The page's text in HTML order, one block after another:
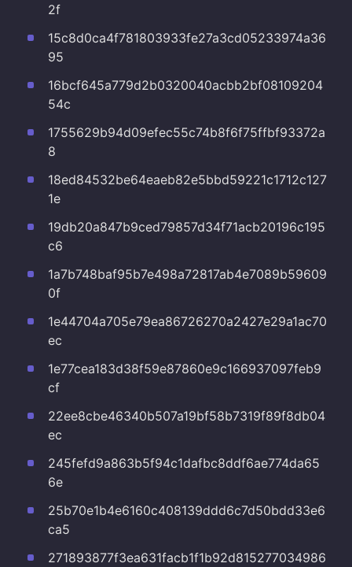
2f
15c8d0ca4f781803933fe27a3cd05233974a36
95
16bcf645a779d2b0320040acbb2bf08109204
54c
1755629b94d09efec55c74b8f6f75ffbf93372a
8
18ed84532be64eaeb82e5bbd59221c1712c127
1e
19db20a847b9ced79857d34f71acb20196c195
c6
1a7b748baf95b7e498a72817ab4e7089b59609
0f
1e44704a705e79ea86726270a2427e29a1ac70
ec
1e77cea183d38f59e87860e9c166937097feb9
cf
22ee8cbe46340b507a19bf58b7319f89f8db04
ec
245fefd9a863b5f94c1dafbc8ddf6ae774da65
6e
25b70e1b4e6160c408139ddd6c7d50bdd33e6
ca5
271893877f3ea631facb1f1b92d815277034986